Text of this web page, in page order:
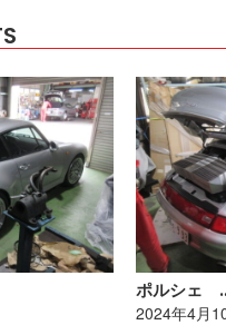
ポルシェ
2024年4月